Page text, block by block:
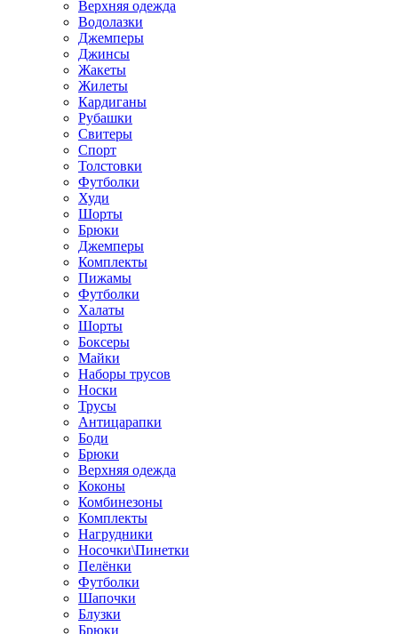
Верхняя одежда
Водолазки
Джемперы
Джинсы
Жакеты
Жилеты
Кардиганы
Рубашки
Свитеры
Спорт
Толстовки
Футболки
Худи
Шорты
Брюки
Джемперы
Комплекты
Пижамы
Футболки
Халаты
Шорты
Боксеры
Майки
Наборы трусов
Носки
Трусы
Антицарапки
Боди
Брюки
Верхняя одежда
Коконы
Комбинезоны
Комплекты
Нагрудники
Носочки\Пинетки
Пелёнки
Футболки
Шапочки
Блузки
Брюки